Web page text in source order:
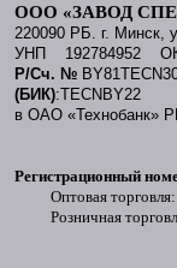
ООО «ЗАВОД
220090 РБ. г. Минск,
УНП 192784952
Р/Сч. №
(БИК):TECNBY22
в ОАО «Технобанк»
Регистрационный
Оптовая
Розничная